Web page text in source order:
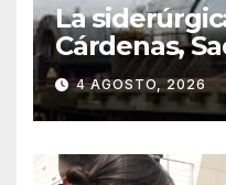
La
Cárdenas,
Recursos
de Miseria
4 AGOSTO, 2026